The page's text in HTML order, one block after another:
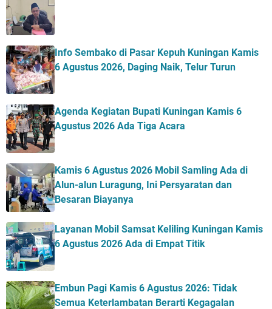
Info Sembako di Pasar Kepuh Kuningan Kamis
6 Agustus 2026, Daging Naik, Telur Turun
Agenda Kegiatan Bupati Kuningan Kamis 6
Agustus 2026 Ada Tiga Acara
Kamis 6 Agustus 2026 Mobil Samling Ada di
Alun-alun Luragung, Ini Persyaratan dan
Besaran Biayanya
Layanan Mobil Samsat Keliling Kuningan Kamis
6 Agustus 2026 Ada di Empat Titik
Embun Pagi Kamis 6 Agustus 2026: Tidak
Semua Keterlambatan Berarti Kegagalan